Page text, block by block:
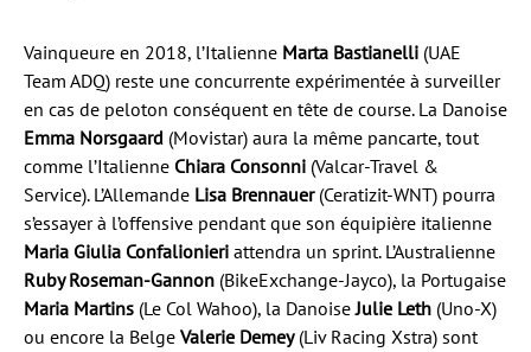
Vainqueure en 2018, l’Italienne Marta Bastianelli (UAE
Team ADQ) reste une concurrente expérimentée à surveiller
en cas de peloton conséquent en tête de course. La Danoise
Emma Norsgaard (Movistar) aura la même pancarte, tout
comme l’Italienne Chiara Consonni (Valcar-Travel &
Service). L’Allemande Lisa Brennauer (Ceratizit-WNT) pourra
s’essayer à l’offensive pendant que son équipière italienne
Maria Giulia Confalionieri attendra un sprint. L’Australienne
Ruby Roseman-Gannon (BikeExchange-Jayco), la Portugaise
Maria Martins (Le Col Wahoo), la DanoiseJulie Leth (Uno-X)
ou encore la Belge Valerie Demey(Liv Racing Xstra) sont